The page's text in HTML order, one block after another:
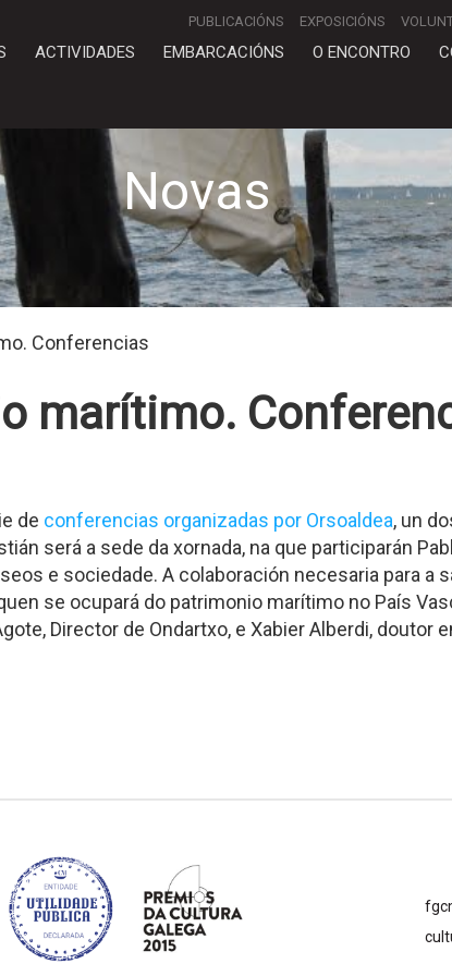
PUBLICACIÓNS EXPOSICIÓNS
ACTIVIDADES EMBARCACIÓNS O ENCONTRO
Novas
Conferencias
marítimo.
de conferencias organizadas por Orsoaldea, un
será a sede da xornada, na que participarán
e sociedade. A colaboración necesaria para a
se ocupará do patrimonio marítimo no País
Director de Ondartxo, e Xabier Alberdi, doutor